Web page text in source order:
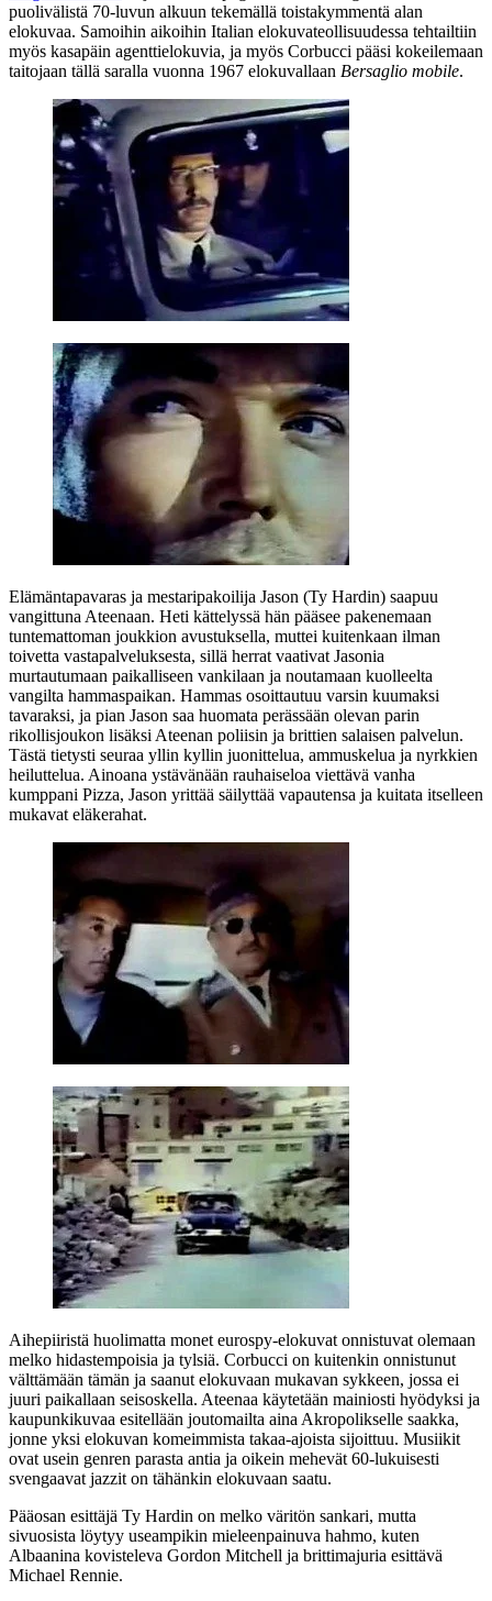
puolivälistä 70‑luvun alkuun tekemällä toistakymmentä alan
elokuvaa. Samoihin aikoihin Italian elokuvateollisuudessa tehtailtiin
myös kasapäin agenttielokuvia, ja myös Corbucci pääsi kokeilemaan
taitojaan tällä saralla vuonna 1967 elokuvallaan Bersaglio mobile.
Elämäntapavaras ja mestaripakoilija Jason (Ty Hardin) saapuu
vangittuna Ateenaan. Heti kättelyssä hän pääsee pakenemaan
tuntemattoman joukkion avustuksella, muttei kuitenkaan ilman
toivetta vastapalveluksesta, sillä herrat vaativat Jasonia
murtautumaan paikalliseen vankilaan ja noutamaan kuolleelta
vangilta hammaspaikan. Hammas osoittautuu varsin kuumaksi
tavaraksi, ja pian Jason saa huomata perässään olevan parin
rikollisjoukon lisäksi Ateenan poliisin ja brittien salaisen palvelun.
Tästä tietysti seuraa yllin kyllin juonittelua, ammuskelua ja nyrkkien
heiluttelua. Ainoana ystävänään rauhaiseloa viettävä vanha
kumppani Pizza, Jason yrittää säilyttää vapautensa ja kuitata itselleen
mukavat eläkerahat.
Aihepiiristä huolimatta monet eurospy-elokuvat onnistuvat olemaan
melko hidastempoisia ja tylsiä. Corbucci on kuitenkin onnistunut
välttämään tämän ja saanut elokuvaan mukavan sykkeen, jossa ei
juuri paikallaan seisoskella. Ateenaa käytetään mainiosti hyödyksi ja
kaupunkikuvaa esitellään joutomailta aina Akropolikselle saakka,
jonne yksi elokuvan komeimmista takaa-ajoista sijoittuu. Musiikit
ovat usein genren parasta antia ja oikein mehevät 60‑lukuisesti
svengaavat jazzit on tähänkin elokuvaan saatu.
Pääosan esittäjä Ty Hardin on melko väritön sankari, mutta
sivuosista löytyy useampikin mieleenpainuva hahmo, kuten
Albaanina kovisteleva Gordon Mitchell ja brittimajuria esittävä
Michael Rennie.